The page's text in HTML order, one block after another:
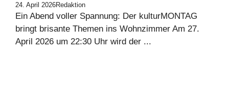
24. April 2026Redaktion
Ein Abend voller Spannung: Der kulturMONTAG
bringt brisante Themen ins Wohnzimmer Am 27.
April 2026 um 22:30 Uhr wird der ...